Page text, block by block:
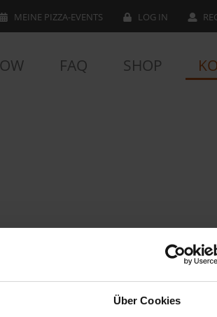
Über Cookies
MEINE PIZZA-EVENTS LOG IN
FAQ SHOP